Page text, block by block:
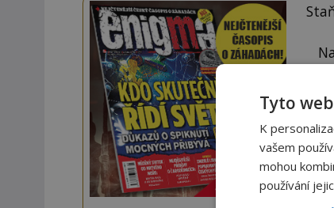
Tyto
K
vašem
mohou
používání